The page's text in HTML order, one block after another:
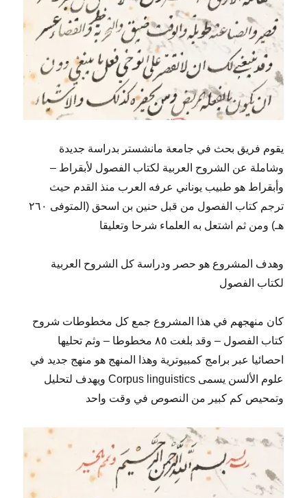
يقوم فريق بحث في جامعة مانشستر بدراسة جديدة
وشاملة عن الشروح العربية لكتاب الفصول لأبقراط –
وأبقراط هو طبيب يوناني عرفه العرب منذ القدم حيث
ترجم كتاب الفصول من قبل حنين بن اسحق (المتوفى ٢٦٠
هـ) ومن ثم اشتعل به العلماء شرحا وتعليقا
وهدف المشروع هو حصر ودراسة كل الشروح العربية
لكتاب الفصول
كان منهجهم في هذا المشروع جمع كل مخطوطات شروح
كتاب الفصول – وقد بلغت ٨٥ مخطوطا – وثم تحليها
احصائيا عبر برامج كمبيوترية وهذا المنهج هو منهج جديد في
علوم الألسن يسمى Corpus linguistics ويهدف لتحليل
وتمحيص كم كبير من النصوص في وقت واحد